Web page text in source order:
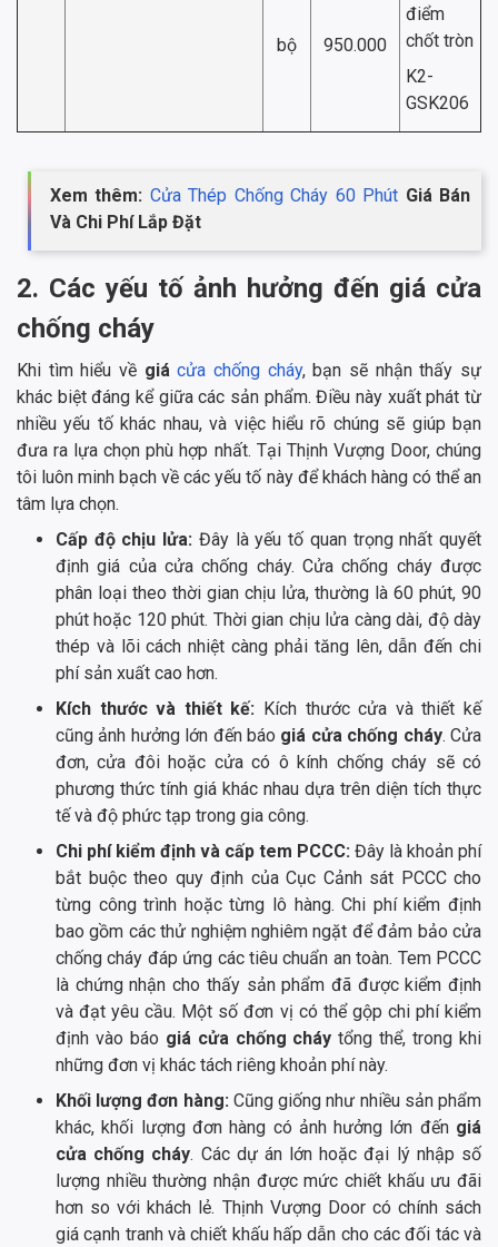
bộ 950.000
điểm
chốt tròn
K2-
GSK206
Xem thêm: Cửa Thép Chống Cháy 60 Phút Giá Bán
Và Chi Phí Lắp Đặt
2. Các yếu tố ảnh hưởng đến giá cửa
chống cháy
Khi tìm hiểu về giá cửa chống cháy, bạn sẽ nhận thấy sự
khác biệt đáng kể giữa các sản phẩm. Điều này xuất phát từ
nhiều yếu tố khác nhau, và việc hiểu rõ chúng sẽ giúp bạn
đưa ra lựa chọn phù hợp nhất. Tại Thịnh Vượng Door, chúng
tôi luôn minh bạch về các yếu tố này để khách hàng có thể an
tâm lựa chọn.
Cấp độ chịu lửa: Đây là yếu tố quan trọng nhất quyết
định giá của cửa chống cháy. Cửa chống cháy được
phân loại theo thời gian chịu lửa, thường là 60 phút, 90
phút hoặc 120 phút. Thời gian chịu lửa càng dài, độ dày
thép và lõi cách nhiệt càng phải tăng lên, dẫn đến chi
phí sản xuất cao hơn.
Kích thước và thiết kế: Kích thước cửa và thiết kế
cũng ảnh hưởng lớn đến báo giá cửa chống cháy. Cửa
đơn, cửa đôi hoặc cửa có ô kính chống cháy sẽ có
phương thức tính giá khác nhau dựa trên diện tích thực
tế và độ phức tạp trong gia công.
Chi phí kiểm định và cấp tem PCCC: Đây là khoản phí
bắt buộc theo quy định của Cục Cảnh sát PCCC cho
từng công trình hoặc từng lô hàng. Chi phí kiểm định
bao gồm các thử nghiệm nghiêm ngặt để đảm bảo cửa
chống cháy đáp ứng các tiêu chuẩn an toàn. Tem PCCC
là chứng nhận cho thấy sản phẩm đã được kiểm định
và đạt yêu cầu. Một số đơn vị có thể gộp chi phí kiểm
định vào báo giá cửa chống cháy tổng thể, trong khi
những đơn vị khác tách riêng khoản phí này.
Khối lượng đơn hàng: Cũng giống như nhiều sản phẩm
khác, khối lượng đơn hàng có ảnh hưởng lớn đếngiá
cửa chống cháy. Các dự án lớn hoặc đại lý nhập số
lượng nhiều thường nhận được mức chiết khấu ưu đãi
hơn so với khách lẻ. Thịnh Vượng Door có chính sách
giá cạnh tranh và chiết khấu hấp dẫn cho các đối tác và